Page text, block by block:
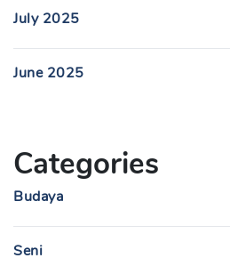
July 2025
June 2025
Categories
Budaya
Seni